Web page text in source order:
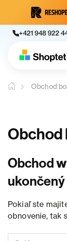
+421 948 922
Obchod
Obchod
Obchod
ukončený
Pokiaľ ste
obnovenie, tak